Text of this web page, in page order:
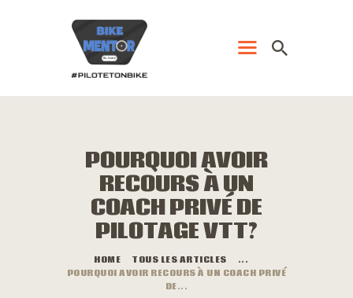
POURQUOI AVOIR
RECOURS À UN
COACH PRIVÉ DE
PILOTAGE VTT?
HOME TOUS LES ARTICLES
...
POURQUOI AVOIR RECOURS À UN COACH PRIVÉ
DE...
CONTACT
VIDÉOS
IMAGES
BLOG